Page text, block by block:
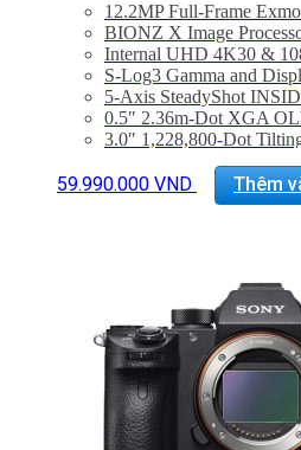
12.2MP Full-Frame
BIONZ X Image
Internal UHD 4K30 &
S-Log3 Gamma and
5-Axis SteadyShot
0.5″ 2.36m-Dot XGA
3.0″ 1,228,800-Dot
Fast Intelligent AF, 169
Built-In Wi-Fi with NFC
59.990.000 VND Thêm